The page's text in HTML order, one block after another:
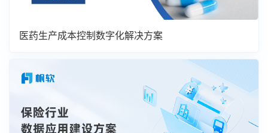
医药生产成本控制数字化解决方案